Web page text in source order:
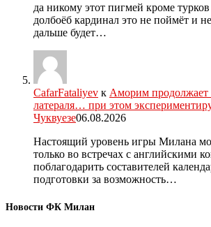
да никому этот пигмей кроме
долбоёб кардинал это не поймёт и
дальше будет…
CafarFataliyev к Аморим продолжает
латераля… при этом
Чуквуезе06.08.2026
Настоящий уровень игры Милана
только во встречах с английскими
поблагодарить составителей
подготовки за возможность…
Новости ФК Милан